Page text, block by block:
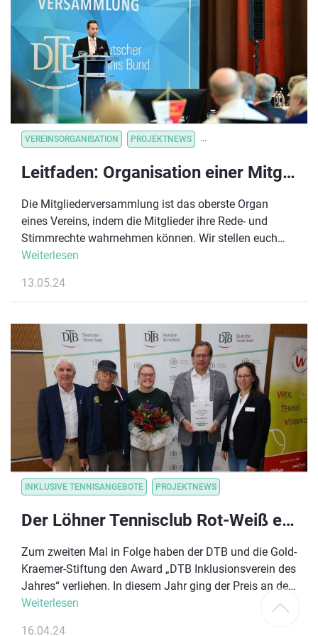
VEREINSORGANISATION PROJEKTNEWS VEREINSORGANISATION
Leitfaden: Organisation einer Mitgliederversammlung
Die Mitgliederversammlung ist das oberste Organ
eines Vereins, indem die Mitglieder ihre Rede- und
Stimmrechte wahrnehmen können. Wir stellen euch
zwei Versammlungsarten vor, geben Hinweise zu den
und erläutern die wichtigsten Formalien, die bei der
beachten sind.
Weiterlesen
13.05.24
INKLUSIVE TENNISANGEBOTE PROJEKTNEWS
Der Löhner Tennisclub Rot-Weiß e.V. ist „Inklusionsverein des Jahres 2023“
Zum zweiten Mal in Folge haben der DTB und die Gold-
Kraemer-Stiftung den Award „DTB Inklusionsverein des
Jahres“ verliehen. In diesem Jahr ging der Preis an den
Löhner Tennisclub Rot-Weiß aus Westfalen. Die
Weiterlesen
16.04.24